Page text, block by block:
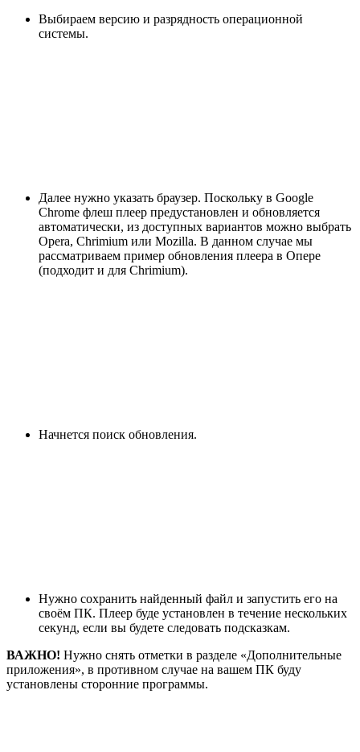
Выбираем версию и разрядность операционной
системы.
Далее нужно указать браузер. Поскольку в Google
Chrome флеш плеер предустановлен и обновляется
автоматически, из доступных вариантов можно выбрать
Opera, Chrimium или Mozilla. В данном случае мы
рассматриваем пример обновления плеера в Опере
(подходит и для Chrimium).
Начнется поиск обновления.
Нужно сохранить найденный файл и запустить его на
своём ПК. Плеер буде установлен в течение нескольких
секунд, если вы будете следовать подсказкам.
ВАЖНО! Нужно снять отметки в разделе «Дополнительные
приложения», в противном случае на вашем ПК буду
установлены сторонние программы.